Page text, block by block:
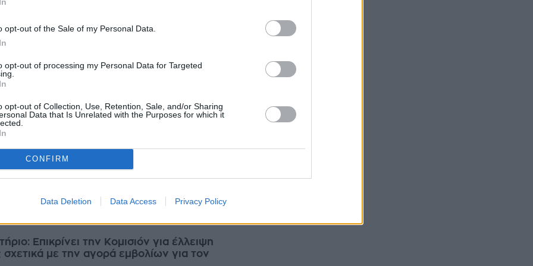
opt-out of the Sale of my Personal Data.
opt-out of processing my Personal Data for Targeted
opt-out of Collection, Use, Retention, Sale, and/or Sharing
Data that Is Unrelated with the Purposes for which it
CONFIRM
Data Deletion Data Access Privacy Policy
δίκης για διαφθορά, υπόθεση συνδεόμενη με τις πτήσεις
2024
εισαγωγές με covid-19 και 17 θάνατοι
παραμένει η θετικότητα για SARS-CoV2 στην κοινότητα, σύμφωνα
επιδημιολογική έκθεση του ΕΟΔΥ. Επίσης, σε πολύ χαμηλά επίπεδα,
2024
Επικρίνει την Κομισιόν για έλλειψη
σχετικά με την αγορά εμβολίων για τον